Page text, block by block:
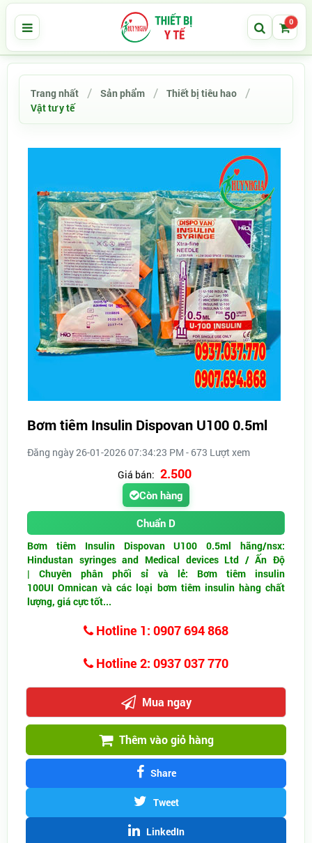
0
Trang nhất Sản phẩm
Thiết bị tiêu hao
Vật tư y tế
Bơm tiêm Insulin Dispovan U100 0.5ml
Đăng ngày 26-01-2026 07:34:23 PM - 673 Lượt xem
Giá bán: 2.500
Còn hàng
Chuẩn D
Bơm tiêm Insulin Dispovan U100 0.5ml hãng/nsx:
Hindustan syringes and Medical devices Ltd / Ấn Độ
| Chuyên phân phối sỉ và lẻ: Bơm tiêm insulin
100UI Omnican và các loại bơm tiêm insulin hàng chất
lượng, giá cực tốt...
Hotline 1: 0907 694 868
Hotline 2: 0937 037 770
Mua ngay
Thêm vào giỏ hàng
Share
Tweet
LinkedIn